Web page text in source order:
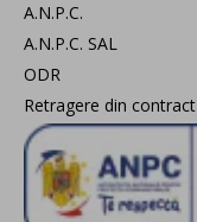
A.N.P.C.
A.N.P.C. SAL
ODR
Retragere din contract